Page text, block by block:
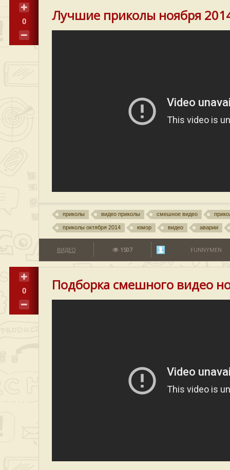
0 Лучшие приколы ноября
приколы видео приколы смешное видео
приколы октября 2014 юмор видео аварии
ВИДЕО 1507 FUNNYMEN
0 Подборка смешного видео